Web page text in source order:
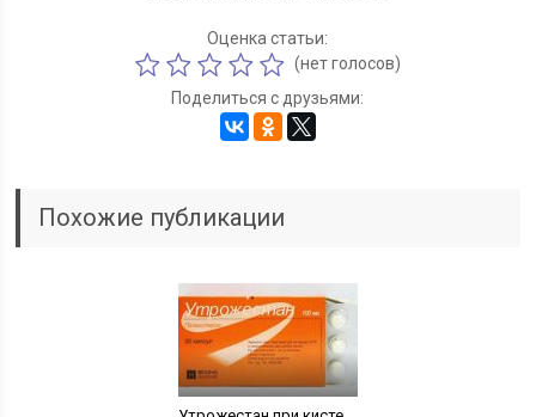
Оценка статьи:
(нет голосов)
Поделиться с друзьями:
Похожие публикации